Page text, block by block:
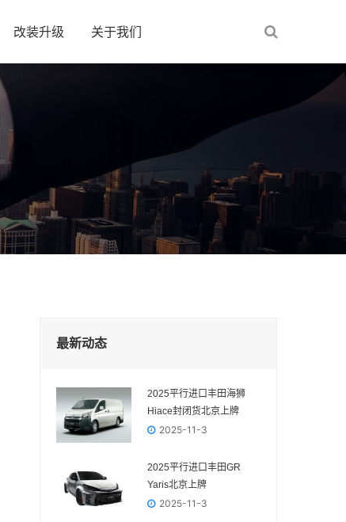
改装升级 关于我们
最新动态
2025平行进口丰田海狮
Hiace封闭货北京上牌
2025-11-3
2025平行进口丰田GR
Yaris‌北京上牌
2025-11-3